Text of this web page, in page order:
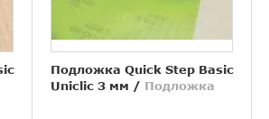
Подложка Quick Step Basic
Uniclic 3 мм / Подложка